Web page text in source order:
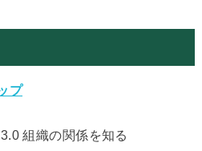
プ
組織の関係を知る